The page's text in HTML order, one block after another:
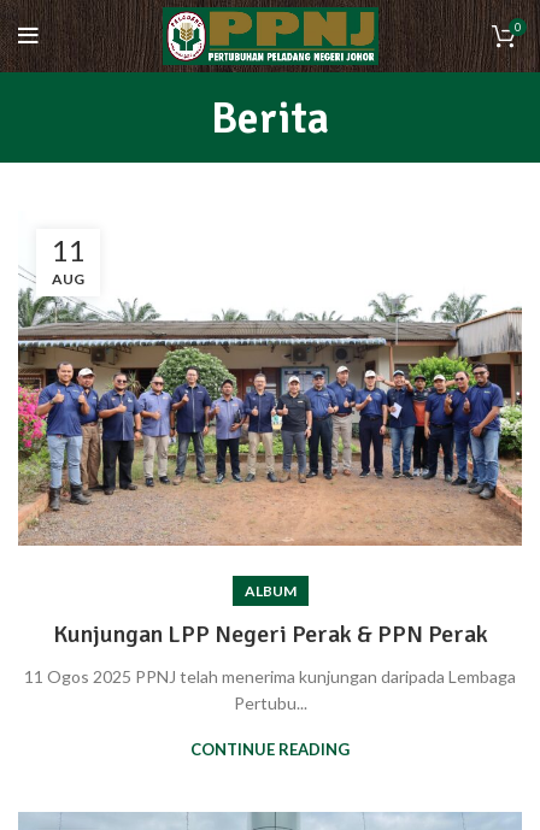
0
Berita
11
AUG
ALBUM
Kunjungan LPP Negeri Perak & PPN Perak
11 Ogos 2025 PPNJ telah menerima kunjungan daripada Lembaga
Pertubu...
CONTINUE READING